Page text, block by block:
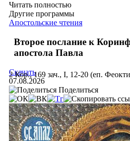
Читать полностью
Другие программы
Апостольские чтения
Второе послание к
апостола Павла
2 Кор., 169 зач., I, 12-20 (еп.
Скачать
07.08.2026
Поделиться